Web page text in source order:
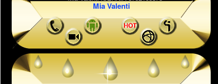
Mia Valenti